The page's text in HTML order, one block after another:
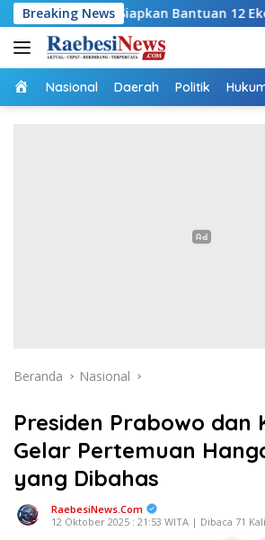
Langsung
ke
konten
Breaking News
Bantuan 12 Ekor Babi Pedaging
Home
Nasional Daerah Politik
Beranda Nasional
Presiden Prabowo dan
Gelar Pertemuan
yang Dibahas
RaebesiNews.Com
12 Oktober 2025 : 21:53 WITA | Dibaca 71 Kali